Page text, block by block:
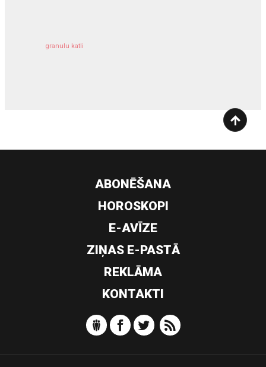
granulu katli
ABONĒŠANA
HOROSKOPI
E-AVĪZE
ZIŅAS E-PASTĀ
REKLĀMA
KONTAKTI